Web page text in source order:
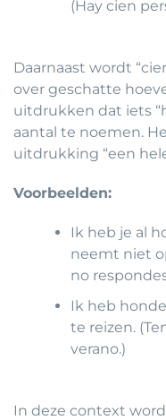
(Hay cien
Daarnaast wordt
over geschatte
uitdrukken dat iets
aantal te noemen.
uitdrukking “een
Voorbeelden:
Ik heb je al
neemt niet
no
Ik heb
te reizen.
verano.)
In deze context